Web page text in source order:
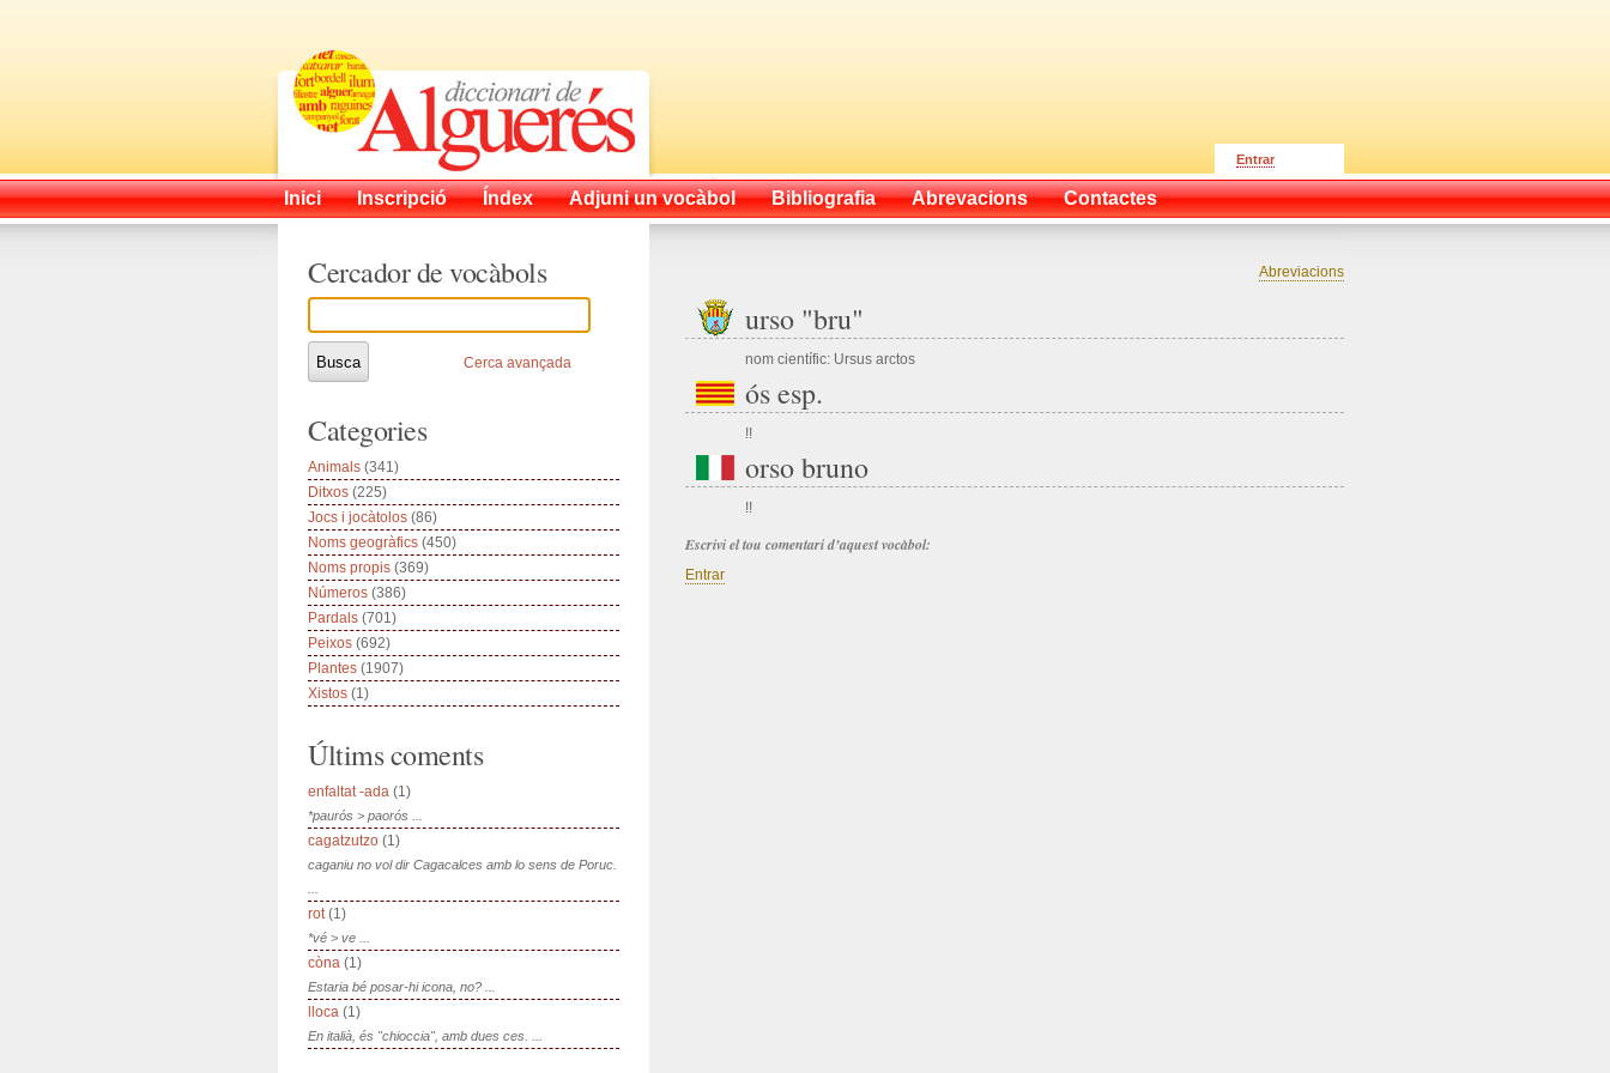
Entrar
Inici Inscripció Índex Adjuni un vocàbol Bibliografia Abrevacions Contactes
Abreviacions
urso "bru"
nom científic: Ursus arctos
ós esp.
!!
orso bruno
!!
Escrivi el tou comentari d’aquest vocàbol:
Entrar
Cercador de vocàbols
Cerca avançada
Categories
Animals (341)
Ditxos (225)
Jocs i jocàtolos (86)
Noms geogràfics (450)
Noms propis (369)
Números (386)
Pardals (701)
Peixos (692)
Plantes (1907)
Xistos (1)
Últims coments
enfaltat -ada (1)
*paurós > paorós ...
cagatzutzo (1)
caganiu no vol dir Cagacalces amb lo sens de Poruc.
rot(1)
*vé > ve ...
còna (1)
Estaria bé posar-hi icona, no? ...
lloca (1)
En italià, és "chioccia", amb dues ces. ...